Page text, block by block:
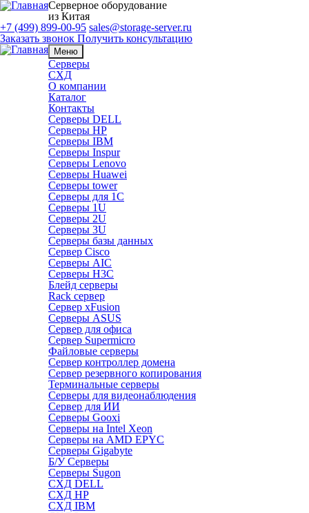
Серверное оборудование
из Китая
+7 (499) 899-00-95 sales@storage-server.ru
Заказать звонок Получить консультацию
Меню
Серверы
СХД
О компании
Каталог
Контакты
Серверы DELL
Серверы HP
Серверы IBM
Серверы Inspur
Серверы Lenovo
Серверы Huawei
Серверы tower
Серверы для 1C
Серверы 1U
Серверы 2U
Серверы 3U
Серверы базы данных
Сервер Cisco
Серверы AIC
Серверы H3C
Блейд серверы
Rack сервер
Сервер xFusion
Серверы ASUS
Сервер для офиса
Сервер Supermicro
Файловые серверы
Сервер контроллер домена
Сервер резервного копирования
Терминальные серверы
Серверы для видеонаблюдения
Сервер для ИИ
Серверы Gooxi
Серверы на Intel Xeon
Серверы на AMD EPYC
Серверы Gigabyte
Б/У Серверы
Серверы Sugon
СХД DELL
СХД HP
СХД IBM